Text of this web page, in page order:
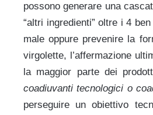
possono generare una
“altri ingredienti” oltre i 4
male oppure prevenire la
virgolette, l’affermazione
la maggior parte dei
coadiuvanti tecnologici o
perseguire un obiettivo